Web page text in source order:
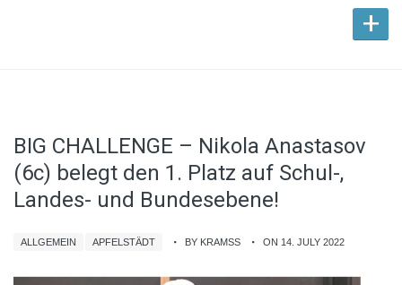
+
BIG CHALLENGE – Nikola Anastasov
(6c) belegt den 1. Platz auf Schul-,
Landes- und Bundesebene!
ALLGEMEIN APFELSTÄDT BY KRAMSS ON 14. JULY 2022